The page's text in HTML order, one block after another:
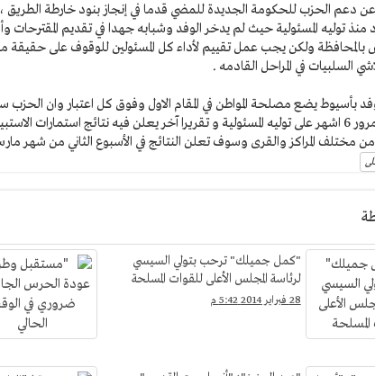
دعم الحزب للحكومة الجديدة للمضي قدما في إنجاز بنود خارطة الطريق
منذ توليه المسئولية حيث لم يدخر الوفد وشبابه جهدا في تقديم المقترحات
بالمحافظة ولكن يجب عمل تقييم لأداء كل المسئولين للوقوف على حقيقة
السلبيات في المراحل القادمه .
بأسيوط يضع مصلحة المواطن في المقام الاول وفوق كل اعتبار وان
مختلف المراكز والقرى وسوف تعلن النتائج في الأسبوع الثاني من شهر
"كمل جميلك" ترحب بتولي السيسي
لرئاسة المجلس الأعلى للقوات المسلحة
28 فبراير 2014 5:42 م